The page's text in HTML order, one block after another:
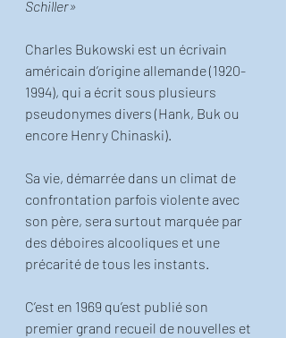
Schiller»
Charles Bukowski est un écrivain
américain d’origine allemande (1920-
1994), qui a écrit sous plusieurs
pseudonymes divers (Hank, Buk ou
encore Henry Chinaski).
Sa vie, démarrée dans un climat de
confrontation parfois violente avec
son père, sera surtout marquée par
des déboires alcooliques et une
précarité de tous les instants.
C’est en 1969 qu’est publié son
premier grand recueil de nouvelles et